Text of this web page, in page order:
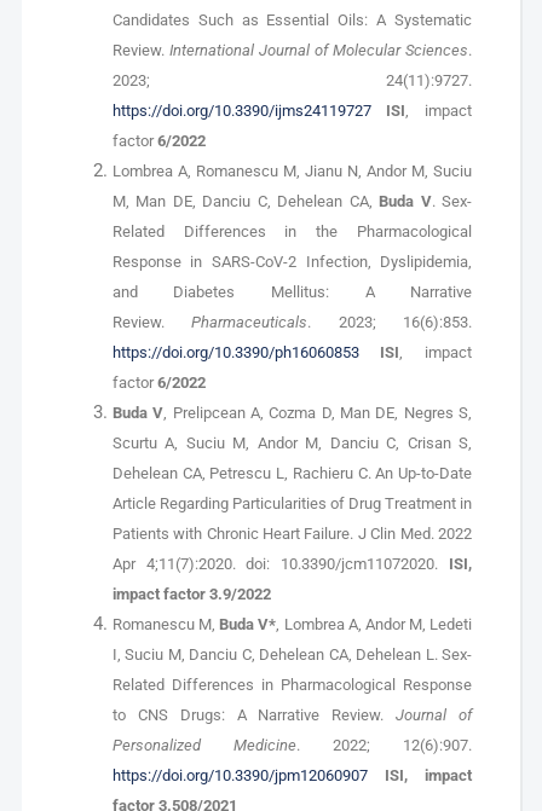
Candidates Such as Essential Oils: A Systematic
Review. International Journal of Molecular Sciences.
2023; 24(11):9727.
https://doi.org/10.3390/ijms24119727
ISI, impact
factor6/2022
Lombrea A, Romanescu M, Jianu N, Andor M, Suciu
M, Man DE, Danciu C, Dehelean CA, Buda V. Sex-
Related Differences in the Pharmacological
Response in SARS-CoV-2 Infection, Dyslipidemia,
and Diabetes Mellitus: A Narrative
Review.Pharmaceuticals. 2023; 16(6):853.
https://doi.org/10.3390/ph16060853
ISI, impact
factor6/2022
Buda V, Prelipcean A, Cozma D, Man DE, Negres S,
Scurtu A, Suciu M, Andor M, Danciu C, Crisan S,
Dehelean CA, Petrescu L, Rachieru C. An Up-to-Date
Article Regarding Particularities of Drug Treatment in
Patients with Chronic Heart Failure. J Clin Med. 2022
Apr 4;11(7):2020. doi: 10.3390/jcm11072020. ISI,
impact factor 3.9/2022
Romanescu M, Buda V*, Lombrea A, Andor M, Ledeti
I, Suciu M, Danciu C, Dehelean CA, Dehelean L. Sex-
Related Differences in Pharmacological Response
to CNS Drugs: A Narrative Review.Journal of
Personalized Medicine. 2022; 12(6):907.
https://doi.org/10.3390/jpm12060907
ISI, impact
factor 3.508/2021